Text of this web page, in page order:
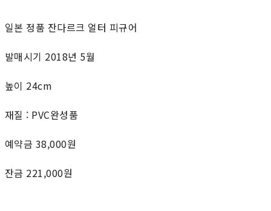
일본 정품 잔다르크 얼터 피규어
발매시기 2018년 5월
높이 24cm
재질 : PVC완성품
예약금 38,000원
잔금 221,000원